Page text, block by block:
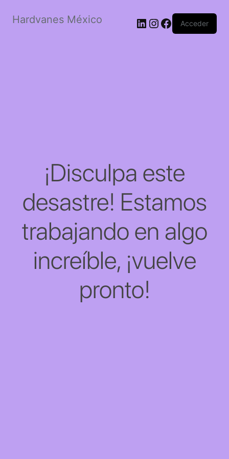
Hardvanes México LinkedIn
Instagram
Facebook
Acceder
¡Disculpa este
desastre! Estamos
trabajando en algo
increíble, ¡vuelve
pronto!